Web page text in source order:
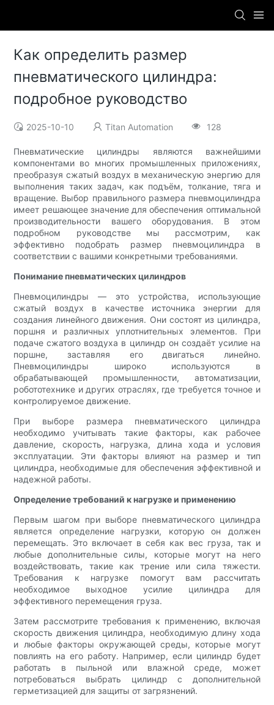
Как определить размер
пневматического цилиндра:
подробное руководство
2025-10-10 Titan Automation 128
Пневматические цилиндры являются важнейшими
компонентами во многих промышленных приложениях,
преобразуя сжатый воздух в механическую энергию для
выполнения таких задач, как подъём, толкание, тяга и
вращение. Выбор правильного размера пневмоцилиндра
имеет решающее значение для обеспечения оптимальной
производительности вашего оборудования. В этом
подробном руководстве мы рассмотрим, как
эффективно подобрать размер пневмоцилиндра в
соответствии с вашими конкретными требованиями.
Понимание пневматических цилиндров
Пневмоцилиндры — это устройства, использующие
сжатый воздух в качестве источника энергии для
создания линейного движения. Они состоят из цилиндра,
поршня и различных уплотнительных элементов. При
подаче сжатого воздуха в цилиндр он создаёт усилие на
поршне, заставляя его двигаться линейно.
Пневмоцилиндры широко используются в
обрабатывающей промышленности, автоматизации,
робототехнике и других отраслях, где требуется точное и
контролируемое движение.
При выборе размера пневматического цилиндра
необходимо учитывать такие факторы, как рабочее
давление, скорость, нагрузка, длина хода и условия
эксплуатации. Эти факторы влияют на размер и тип
цилиндра, необходимые для обеспечения эффективной и
надежной работы.
Определение требований к нагрузке и применению
Первым шагом при выборе пневматического цилиндра
является определение нагрузки, которую он должен
перемещать. Это включает в себя как вес груза, так и
любые дополнительные силы, которые могут на него
воздействовать, такие как трение или сила тяжести.
Требования к нагрузке помогут вам рассчитать
необходимое выходное усилие цилиндра для
эффективного перемещения груза.
Затем рассмотрите требования к применению, включая
скорость движения цилиндра, необходимую длину хода
и любые факторы окружающей среды, которые могут
повлиять на его работу. Например, если цилиндр будет
работать в пыльной или влажной среде, может
потребоваться выбрать цилиндр с дополнительной
герметизацией для защиты от загрязнений.